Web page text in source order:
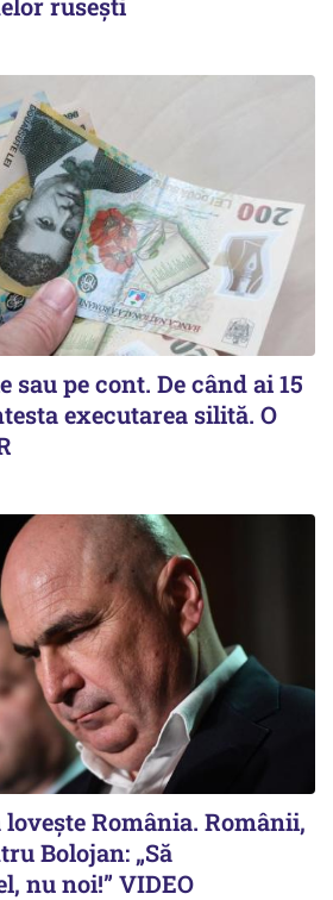
rusești
sau pe cont. De când ai 15
executarea silită. O
România. Românii,
Bolojan: „Să
nu noi!” VIDEO